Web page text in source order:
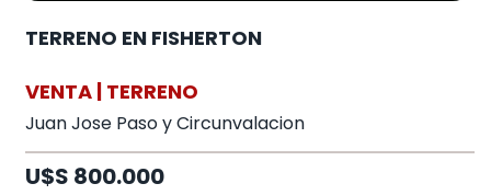
TERRENO EN FISHERTON
VENTA | TERRENO
Juan Jose Paso y Circunvalacion
U$S 800.000